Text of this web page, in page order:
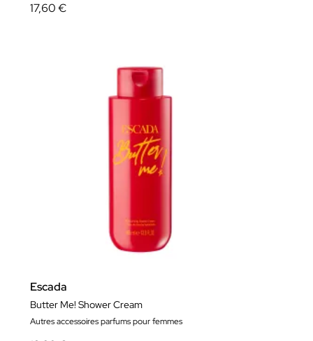
17,60 €
Escada
Butter Me! Shower Cream
Autres accessoires parfums pour femmes